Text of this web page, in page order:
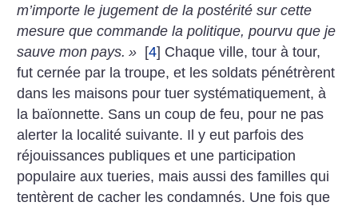
m’importe le jugement de la postérité sur cette
mesure que commande la politique, pourvu que je
sauve mon pays. » [4] Chaque ville, tour à tour,
fut cernée par la troupe, et les soldats pénétrèrent
dans les maisons pour tuer systématiquement, à
la baïonnette. Sans un coup de feu, pour ne pas
alerter la localité suivante. Il y eut parfois des
réjouissances publiques et une participation
populaire aux tueries, mais aussi des familles qui
tentèrent de cacher les condamnés. Une fois que